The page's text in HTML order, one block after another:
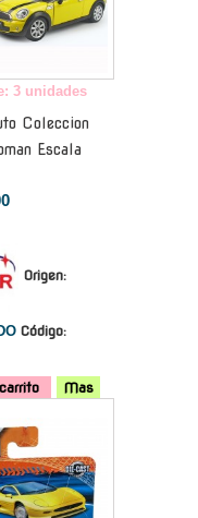
3 unidades
Coleccion
Escala
Origen:
Código:
Mas